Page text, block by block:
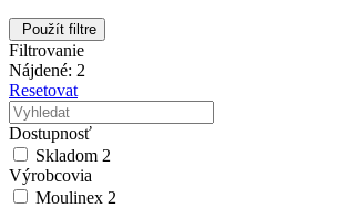
Použít filtre
Filtrovanie
Nájdené: 2
Resetovat
Dostupnosť
Skladom 2
Výrobcovia
Moulinex 2